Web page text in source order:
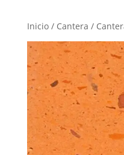
Inicio/ Cantera /